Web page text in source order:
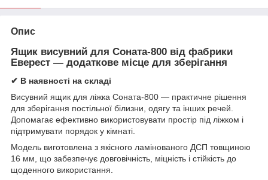
Опис
Ящик висувний для Соната-800 від фабрики
Еверест — додаткове місце для зберігання
✔ В наявності на складі
Висувний ящик для ліжка Соната-800 — практичне рішення
для зберігання постільної білизни, одягу та інших речей.
Допомагає ефективно використовувати простір під ліжком і
підтримувати порядок у кімнаті.
Модель виготовлена з якісного ламінованого ДСП товщиною
16 мм, що забезпечує довговічність, міцність і стійкість до
щоденного використання.